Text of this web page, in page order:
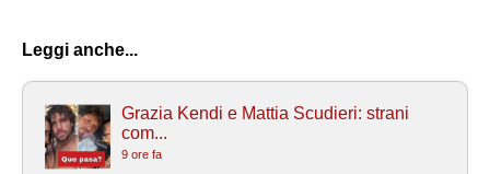
Leggi anche...
Grazia Kendi e Mattia Scudieri: strani
com...
9 ore fa